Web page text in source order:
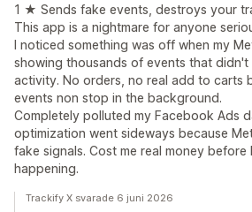
1 ★ Sends fake events, destroys your
This app is a nightmare for anyone
I noticed something was off when my
showing thousands of events that didn't
activity. No orders, no real add to carts
events non stop in the background.
Completely polluted my Facebook Ads
optimization went sideways because
fake signals. Cost me real money
happening.
Trackify X svarade 6 juni 2026